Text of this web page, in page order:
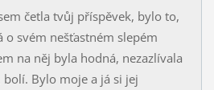
četla tvůj příspěvek, bylo to,
o svém nešťastném slepém
na něj byla hodná, nezazlívala
Bylo moje a já si jej